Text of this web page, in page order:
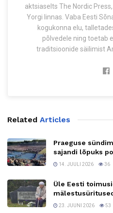
aktsiaselts The Nordic
Yorgi linnas. Vaba Eesti
kogukonna elu,
põlvedele ning toetab
traditsioonide säilimist
Related Articles
Praeguse
sajandi lõpuks
14. JUULI 2026 36
Üle Eesti
23. JUUNI 2026 53